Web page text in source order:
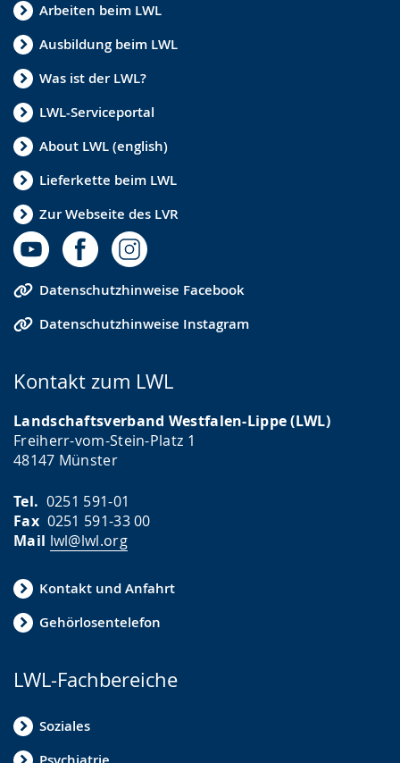
Arbeiten beim LWL
Ausbildung beim LWL
Was ist der LWL?
LWL-Serviceportal
About LWL (english)
Lieferkette beim LWL
Zur Webseite des LVR
Datenschutzhinweise Facebook
Datenschutzhinweise Instagram
Kontakt zum LWL
Landschaftsverband Westfalen-Lippe (LWL)
Freiherr-vom-Stein-Platz 1
48147 Münster
Tel. 0251 591-01
Fax0251 591-33 00
Mail lwl@lwl.org
Kontakt und Anfahrt
Gehörlosentelefon
LWL-Fachbereiche
Soziales